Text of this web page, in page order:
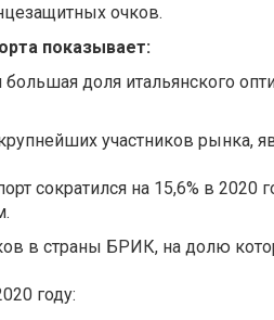
очков.
показывает:
доля итальянского
участников рынка,
сократился на 15,6% в
в страны БРИК, на долю
году: